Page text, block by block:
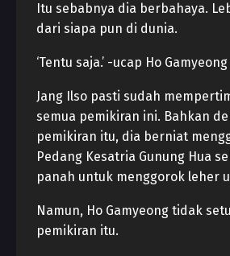
Itu sebabnya dia berbahaya.
dari siapa pun di dunia.
‘Tentu saja.’ -ucap Ho Gamyeong
Jang Ilso pasti sudah
semua pemikiran ini. Bahkan
pemikiran itu, dia berniat
Pedang Kesatria Gunung Hua
panah untuk menggorok leher
Namun, Ho Gamyeong tidak
pemikiran itu.